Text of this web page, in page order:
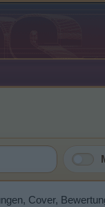
Cover,